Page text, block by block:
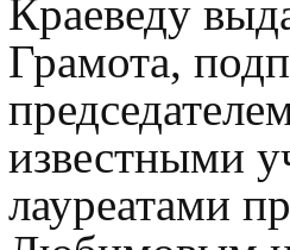
Краеведу
Грамота,
известными
лауреатами